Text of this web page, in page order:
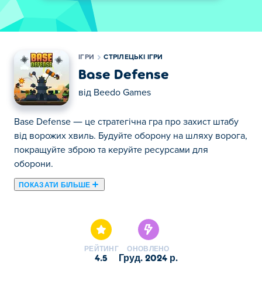
ІГРИ СТРІЛЕЦЬКІ ІГРИ
Base Defense
від Beedo Games
Base Defense — це стратегічна гра про захист штабу
від ворожих хвиль. Будуйте оборону на шляху ворога,
покращуйте зброю та керуйте ресурсами для
оборони.
ПОКАЗАТИ БІЛЬШЕ
РЕЙТИНГ
4.5
ОНОВЛЕНО
груд. 2024 р.